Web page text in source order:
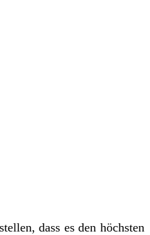
dass es den höchsten